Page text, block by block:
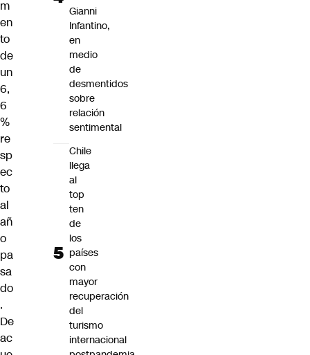
m
en
to
de
un
6,
6
%
re
sp
ec
to
al
añ
o
pa
sa
do
.
De
ac
Gianni
Infantino,
en
medio
de
desmentidos
sobre
relación
sentimental
Chile
llega
al
top
ten
de
los
países
con
mayor
recuperación
del
turismo
internacional